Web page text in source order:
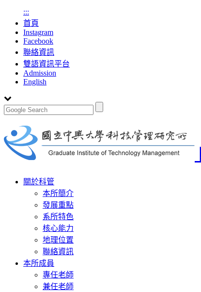
:::
首頁
Instagram
Facebook
聯絡資訊
雙語資訊平台
Admission
English
Toggle
navigation
關於科管
本所簡介
發展重點
系所特色
核心能力
地理位置
聯絡資訊
本所成員
專任老師
兼任老師